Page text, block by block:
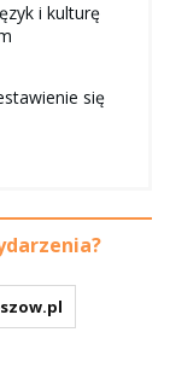
i kulturę
się